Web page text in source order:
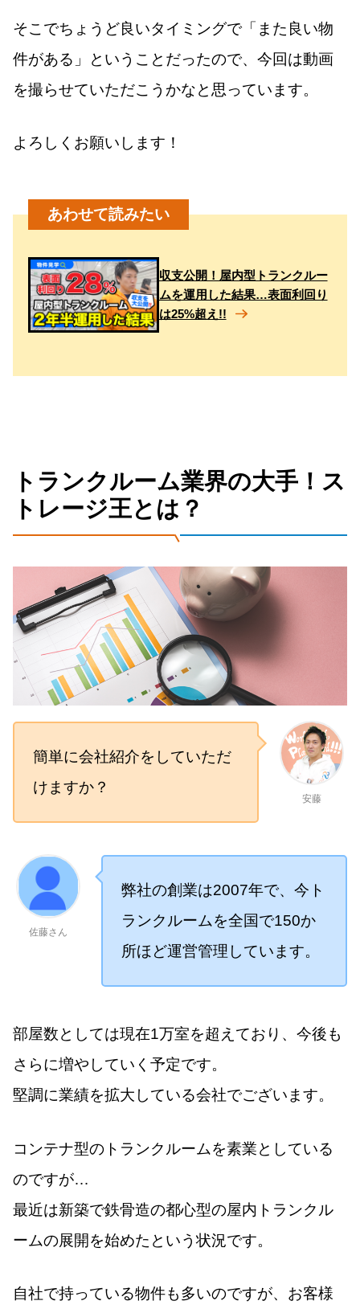
そこでちょうど良いタイミングで「また良い物
件がある」ということだったので、今回は動画
を撮らせていただこうかなと思っています。
よろしくお願いします！
収支公開！屋内型トランクルー
ムを運用した結果…表面利回り
は25%超え!!
トランクルーム業界の大手！ス
トレージ王とは？
安藤
簡単に会社紹介をしていただ
けますか？
佐藤さん
弊社の創業は2007年で、今ト
ランクルームを全国で150か
所ほど運営管理しています。
部屋数としては現在1万室を超えており、今後も
さらに増やしていく予定です。
堅調に業績を拡大している会社でございます。
コンテナ型のトランクルームを素業としている
のですが…
最近は新築で鉄骨造の都心型の屋内トランクル
ームの展開を始めたという状況です。
自社で持っている物件も多いのですが、お客様